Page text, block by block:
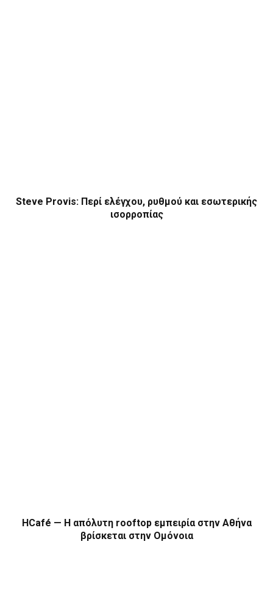
Steve Provis: Περί ελέγχου, ρυθμού και εσωτερικής
ισορροπίας
HCafé — Η απόλυτη rooftop εμπειρία στην Αθήνα
βρίσκεται στην Ομόνοια